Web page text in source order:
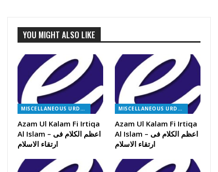
YOU MIGHT ALSO LIKE
MISCELLANEOUS URDU BOOKS
Azam Ul Kalam Fi Irtiqa
Al Islam – اعظم الکلام فی
ارتقاء الاسلام
MISCELLANEOUS URDU BOOKS
Azam Ul Kalam Fi Irtiqa
Al Islam – اعظم الکلام فی
ارتقاء الاسلام